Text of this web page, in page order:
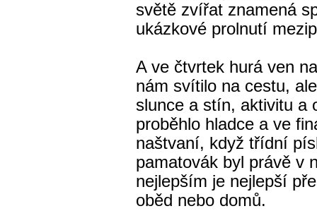
světě zvířat znamená
ukázkové prolnutí
A ve čtvrtek hurá ven
nám svítilo na cestu,
slunce a stín, aktivitu a
proběhlo hladce a ve
naštvaní, když třídní
pamatovák byl právě v
nejlepším je nejlepší
oběd nebo domů.